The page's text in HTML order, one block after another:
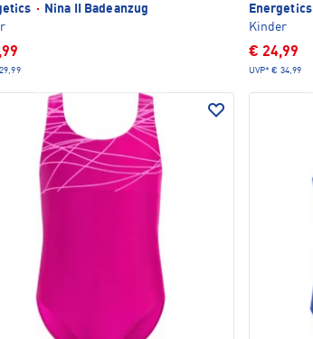
·
Nina II Badeanzug
Energetics
Kinder
€ 24,99
UVP* € 34,99